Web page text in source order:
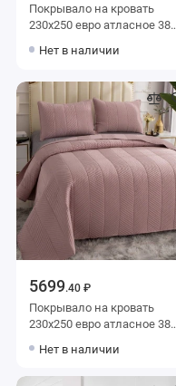
Покрывало на кровать
230х250 евро атласное 380
Нет в наличии
5699.40 ₽
Покрывало на кровать
230х250 евро атласное 380
Нет в наличии